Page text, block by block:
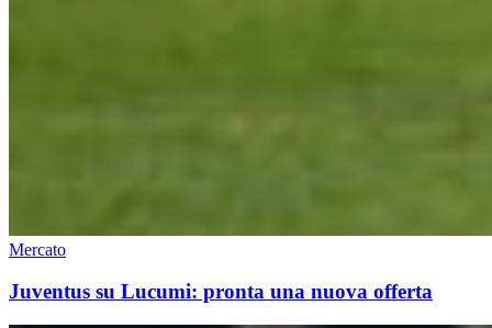
Mercato
Juventus su Lucumi: pronta una nuova offerta